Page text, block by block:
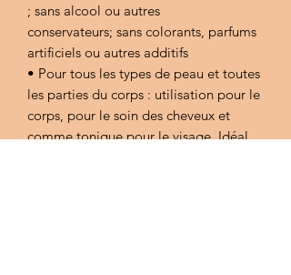
; sans alcool ou autres
conservateurs; sans colorants, parfums
artificiels ou autres additifs
• Pour tous les types de peau et toutes
les parties du corps : utilisation pour le
corps, pour le soin des cheveux et
comme tonique pour le visage. Idéal